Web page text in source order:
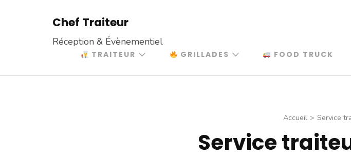
Chef Traiteur
Réception & Évènementiel
TRAITEUR GRILLADES FOOD TRUCK
Accueil > Service
Service